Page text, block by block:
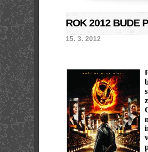
ROK 2012 BUDE
15. 3. 2012